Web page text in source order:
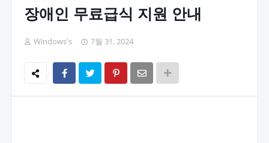
장애인 무료급식 지원 안내
Windows's 7월 31, 2024